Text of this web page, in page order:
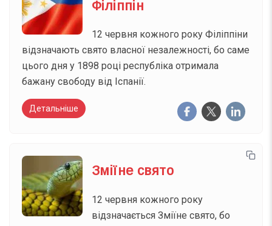
Філіппін
12 червня кожного року Філіппіни
відзначають свято власної незалежності, бо саме
цього дня у 1898 році республіка отримала
бажану свободу від Іспанії.
Детальніше
Зміїне свято
12 червня кожного року
відзначається Зміїне свято, бо